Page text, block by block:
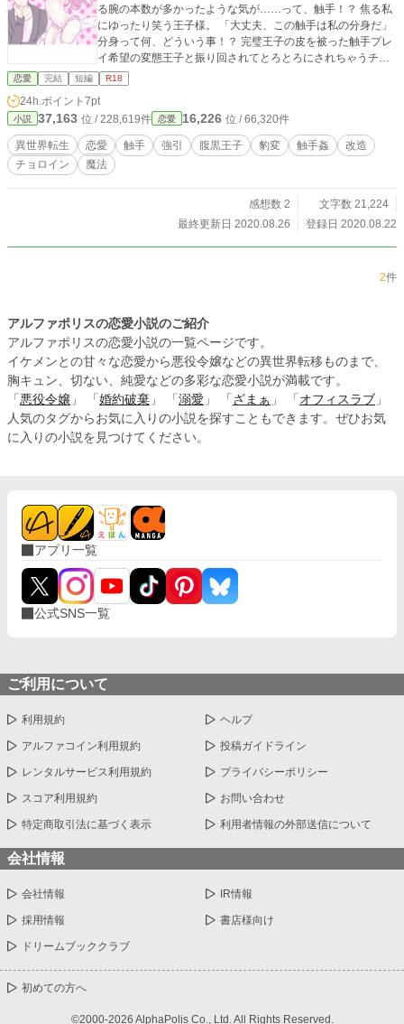
る腕の本数が多かったような気が……って、触手！？ 焦る私
にゆったり笑う王子様。 「大丈夫、この触手は私の分身だ」
分身って何、どういう事！？ 完璧王子の皮を被った触手プレ
イ希望の変態王子と振り回されてとろとろにされちゃうチョ
ロインな元オタク女子。 ストーリーは添え物でほぼエロで
す。 表紙はkasakoさん（@kasakasako）に描いていただき
ました。
恋愛 完結 短編 R18
24h.ポイント 7pt
小説 37,163 位 / 228,619件 恋愛 16,226 位 / 66,320件
異世界転生 恋愛 触手 強引 腹黒王子 豹変 触手姦
改造
チョロイン
魔法
感想数 2
文字数 21,224
最終更新日 2020.08.26
登録日 2020.08.22
2件
アルファポリスの恋愛小説のご紹介
アルファポリスの恋愛小説の一覧ページです。
イケメンとの甘々な恋愛から悪役令嬢などの異世界転移ものまで、
胸キュン、切ない、純愛などの多彩な恋愛小説が満載です。
「 悪役令嬢 」 「 婚約破棄 」 「 溺愛 」 「 ざまぁ 」 「 オフィスラブ 」
人気のタグからお気に入りの小説を探すこともできます。ぜひお気
に入りの小説を見つけてください。
アプリ一覧
公式SNS一覧
ご利用について
利用規約 ヘルプ
アルファコイン利用規約 投稿ガイドライン
レンタルサービス利用規約 プライバシーポリシー
スコア利用規約 お問い合わせ
特定商取引法に基づく表示 利用者情報の外部送信について
会社情報
会社情報 IR情報
採用情報 書店様向け
ドリームブッククラブ
初めての方へ
©2000-2026 AlphaPolis Co., Ltd. All Rights Reserved.